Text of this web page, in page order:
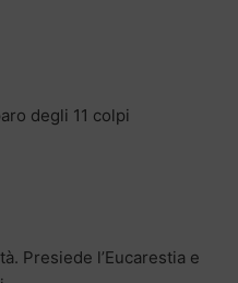
degli 11 colpi
Presiede l’Eucarestia e